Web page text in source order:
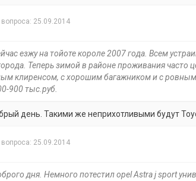
25.09.2014
езжу на тойоте короле 2007 года. Всем
Теперь зимой в районе проживания
клиренсом, с хорошим багажником и с ровным
900 тыс.руб.
день. Такими же неприхотливыми будут
25.09.2014
дня. Немного потестил opel Astra j sport